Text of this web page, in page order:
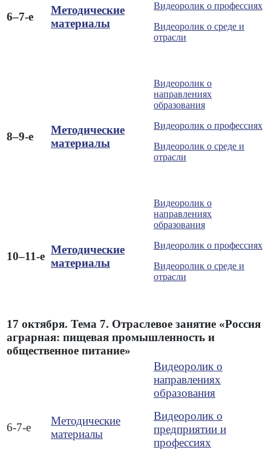
6–7-е
Методические
материалы
Видеоролик о профессиях
Видеоролик о среде и
отрасли
8–9-е
Методические
материалы
Видеоролик о
направлениях
образования
Видеоролик о профессиях
Видеоролик о среде и
отрасли
10–11-е
Методические
материалы
Видеоролик о
направлениях
образования
Видеоролик о профессиях
Видеоролик о среде и
отрасли
17 октября. Тема 7. Отраслевое занятие «Россия
аграрная: пищевая промышленность и
общественное питание»
6-7-е
Методические
материалы
Видеоролик о
направлениях
образования
Видеоролик о
предприятии и
профессиях